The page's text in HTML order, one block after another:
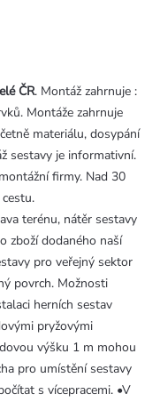
ČR. Montáž zahrnuje :
Montáže zahrnuje
materiálu, dosypání
sestavy je informativní.
firmy. Nad 30
terénu, nátěr sestavy
zboží dodaného naší
pro veřejný sektor
povrch. Možnosti
herních sestav
pryžovými
výšku 1 m mohou
pro umístění sestavy
s vícepracemi. •V